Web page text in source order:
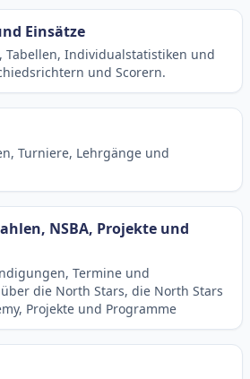
Einsätze
Tabellen, Individualstatistiken und
und Scorern.
Turniere, Lehrgänge und
NSBA, Projekte und
Termine und
die North Stars, die North Stars
Projekte und Programme